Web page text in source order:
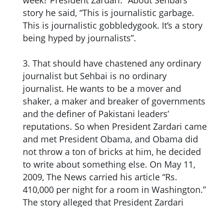
story he said, “This is journalistic garbage.
This is journalistic gobbledygook. It’s a story
being hyped by journalists”.
3. That should have chastened any ordinary
journalist but Sehbai is no ordinary
journalist. He wants to be a mover and
shaker, a maker and breaker of governments
and the definer of Pakistani leaders’
reputations. So when President Zardari came
and met President Obama, and Obama did
not throw a ton of bricks at him, he decided
to write about something else. On May 11,
2009, The News carried his article “Rs.
410,000 per night for a room in Washington.”
The story alleged that President Zardari